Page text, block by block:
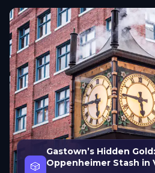
🎲
Gastown’s Hidden
Oppenheimer Stash in